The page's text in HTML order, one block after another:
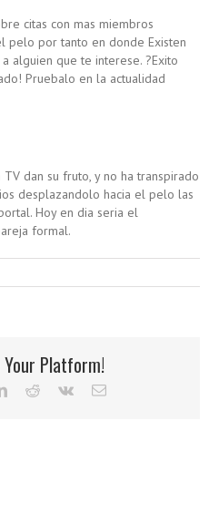
citas con mas miembros
pelo por tanto en donde Existen
alguien que te interese. ?Exito
Pruebalo en la actualidad
dan su fruto, y no ha transpirado
desplazandolo hacia el pelo las
Hoy en dia seri­a el
formal.
Your Platform!